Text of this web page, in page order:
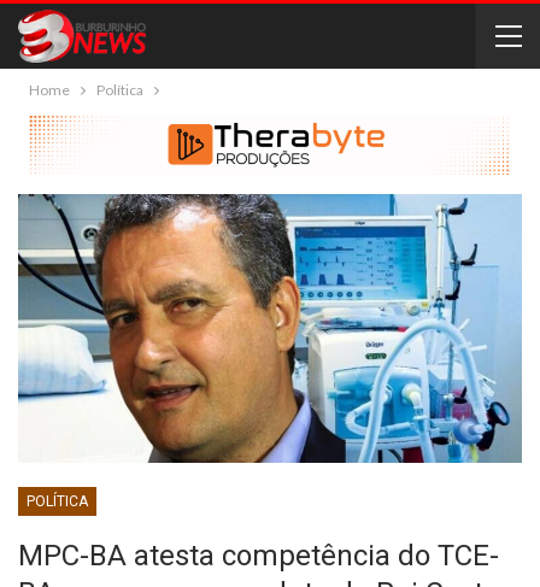
Home Política
POLÍTICA
MPC-BA atesta competência do TCE-